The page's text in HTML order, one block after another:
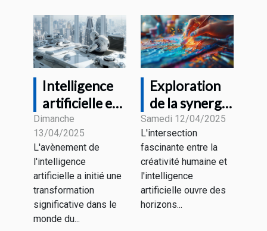
Intelligence
artificielle et
emploi quels
métiers
seront
transformés
Dimanche
13/04/2025
L'avènement de
l'intelligence
artificielle a initié une
transformation
significative dans le
monde du...
Exploration
de la synergie
entre
créativité
humaine et
génération
d'images par
IA
Samedi 12/04/2025
L'intersection
fascinante entre la
créativité humaine et
l'intelligence
artificielle ouvre des
horizons...